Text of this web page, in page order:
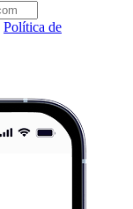
Política de